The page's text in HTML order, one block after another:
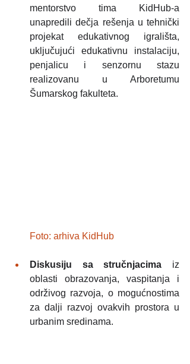
mentorstvo tima KidHub-a
unapredili dečja rešenja u tehnički
projekat edukativnog igrališta,
uključujući edukativnu instalaciju,
penjalicu i senzornu stazu
realizovanu u Arboretumu
Šumarskog fakulteta.
Foto: arhiva KidHub
Diskusiju sa stručnjacima iz
oblasti obrazovanja, vaspitanja i
održivog razvoja, o mogućnostima
za dalji razvoj ovakvih prostora u
urbanim sredinama.